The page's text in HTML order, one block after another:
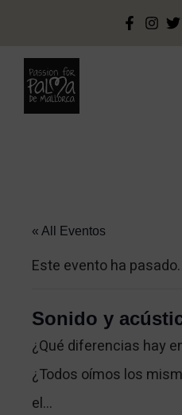
« All Eventos
Este evento ha pasado.
Sonido y
¿Qué diferencias hay
¿Todos oímos los
el…